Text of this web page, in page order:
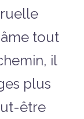
tout
il
plus
être